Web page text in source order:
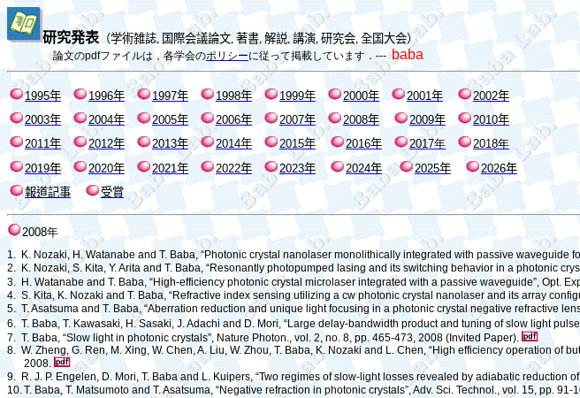
研究発表（学術雑誌, 国際会議論文,著書,解説,講演,研究会, 全国大会）
論文のpdfファイルは，各学会のポリシーに従って掲載しています． --- baba
1995年 1996年 1997年 1998年 1999年 2000年 2001年 2002年
2003年 2004年 2005年 2006年 2007年 2008年 2009年 2010年
2011年 2012年 2013年 2014年 2015年 2016年 2017年 2018年
2019年 2020年 2021年 2022年 2023年 2024年 2025年 2026年
報道記事
受賞
2008年
1. K. Nozaki, H. Watanabe and T. Baba, “Photonic crystal nanolaser monolithically integrated with passive waveguide
2. K. Nozaki,S. Kita, Y. Arita and T. Baba, “Resonantly photopumped lasing and its switching behavior in a photonic
3. H. Watanabe and T. Baba, “High-efficiency photonic crystal microlaser integrated with a passive waveguide”, Opt.
4. S. Kita, K. Nozaki and T. Baba, “Refractive index sensing utilizing acwphotonic crystal nanolaser and its array
5. T. Asatsuma and T. Baba, “Aberration reduction and unique light focusing in a photonic crystal negative refractive
6. T. Baba, T. Kawasaki, H. Sasaki, J. Adachi and D. Mori, “Large delay-bandwidth product and tuning of slow light
7. T. Baba, “Slow light in photonic crystals”, Nature Photon., vol. 2, no. 8, pp. 465-473, 2008 (Invited Paper).
8. W. Zheng, G. Ren, M. Xing, W. Chen, A. Liu, W. Zhou, T. Baba, K. Nozaki and L. Chen, “High efficiency operation
2008.
9. R. J. P. Engelen, D. Mori, T. Baba and L. Kuipers, “Two regimes of slow-light losses revealed by adiabatic reduction
10.T. Baba, T. Matsumoto and T. Asatsuma, “Negative refraction in photonic crystals”, Adv. Sci. Technol., vol. 15, pp.